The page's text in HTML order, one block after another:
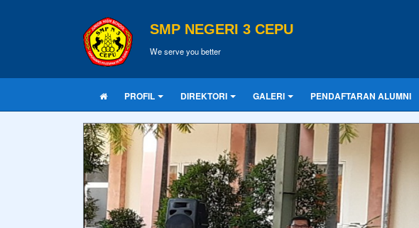
SMP NEGERI 3 CEPU
We serve you better
PROFIL DIREKTORI GALERI PENDAFTARAN ALUMNI